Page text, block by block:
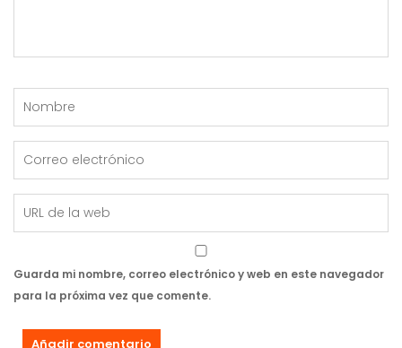
Guarda mi nombre, correo electrónico y web en este navegador
para la próxima vez que comente.